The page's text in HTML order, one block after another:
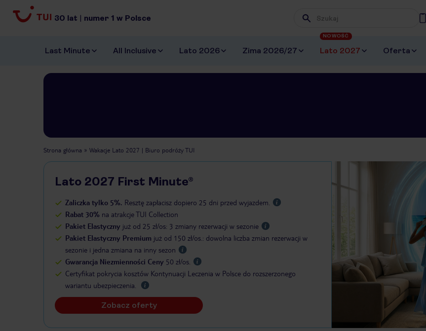
30 lat | numer 1 w Polsce Wpisz frazę, której szukasz
Last Minute All Inclusive Lato 2026 Zima 2026/27 Lato 2027
NOWOŚĆ
Oferta
Strona główna Wakacje Lato 2027 | Biuro podróży TUI
Lato 2027 First Minute®
Zaliczka tylko 5%. Resztę zapłacisz dopiero 25 dni przed wyjazdem.​
Rabat 30% na atrakcje TUI Collection
Pakiet Elastyczny już od 25 zł/os: 3 zmiany rezerwacji w sezonie
Pakiet Elastyczny Premium już od 150 zł/os.: dowolna liczba zmian rezerwacji w
sezonie i jedna zmiana na inny sezon​
Gwarancja Niezmienności Ceny 50 zł/os.
Certyfikat pokrycia kosztów Kontynuacji Leczenia w Polsce do rozszerzonego
wariantu ubezpieczenia.
Zobacz oferty